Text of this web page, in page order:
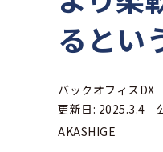
るとい
バックオフィスDX
更新日: 2025.3.4
AKASHIGE